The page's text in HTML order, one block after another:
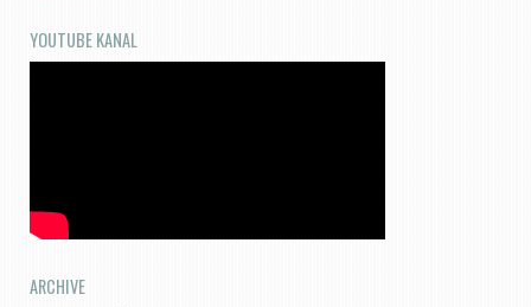
YOUTUBE KANAL
ARCHIVE